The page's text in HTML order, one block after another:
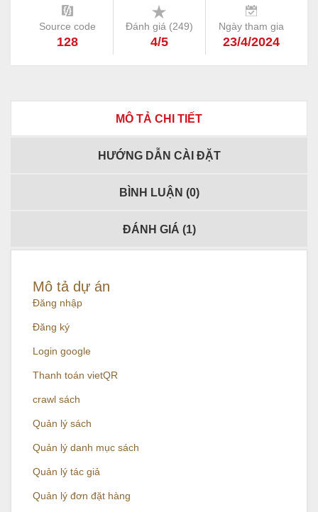
Source code
128
Đánh giá (249)
4/5
Ngày tham gia
23/4/2024
MÔ TẢ CHI TIẾT
HƯỚNG DẪN CÀI ĐẶT
BÌNH LUẬN (0)
ĐÁNH GIÁ (1)
Mô tả dự án
Đăng nhập
Đăng ký
Login google
Thanh toán vietQR
crawl sách
Quản lý sách
Quản lý danh mục sách
Quản lý tác giả
Quản lý đơn đặt hàng